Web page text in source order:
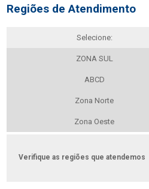
Regiões de Atendimento
Selecione:
ZONA SUL
ABCD
Zona Norte
Zona Oeste
Verifique as regiões que atendemos